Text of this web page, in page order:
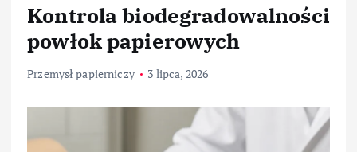
Kontrola biodegradowalności
powłok papierowych
Przemysł papierniczy 3 lipca, 2026